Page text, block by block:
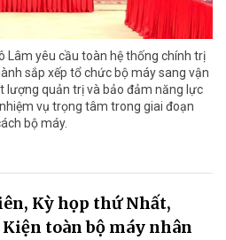
Lâm yêu cầu toàn hệ thống chính trị
sắp xếp tổ chức bộ máy sang vận
lượng quản trị và bảo đảm năng lực
vụ trọng tâm trong giai đoạn
bộ máy.
Kỳ họp thứ Nhất,
toàn bộ máy nhân